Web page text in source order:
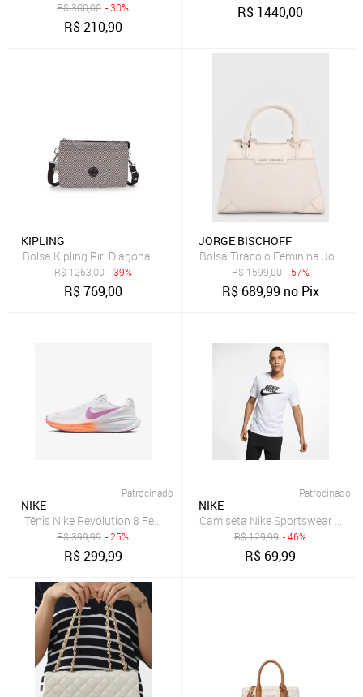
R$300,00 - 30%
R$210,90
R$ 1440,00
KIPLING
Bolsa Kipling Riri Diagonal Jq
R$1263,00 - 39%
R$769,00
JORGE BISCHOFF
Bolsa Tiracolo Feminina Jorge
R$1599,00 - 57%
R$ 689,99 no Pix
Patrocinado
NIKE
Tênis Nike Revolution 8 Feminino
R$399,99 - 25%
R$299,99
Patrocinado
NIKE
Camiseta Nike Sportswear Icon
R$129,99 - 46%
R$ 69,99